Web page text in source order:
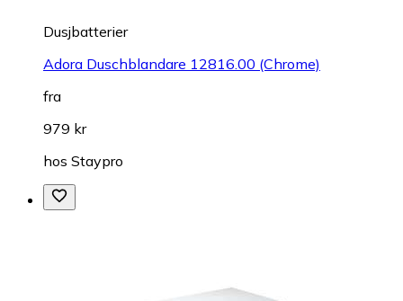
Dusjbatterier
Adora Duschblandare 12816.00 (Chrome)
fra
979 kr
hos Staypro